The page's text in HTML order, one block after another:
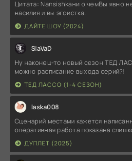
Цитата: Nansishkaни о чемВы явно
насилия и вы эгоистка.
ДАЙТЕ ШОУ (2024)
SlaVaD
Ну наконец-то новый сезон ТЕД
можно расписание выхода серий?!
ТЕД ЛАССО (1-4 СЕЗОН)
laska008
Сценарий местами кажется
оперативная работа показана
ДУПЛЕТ (2025)